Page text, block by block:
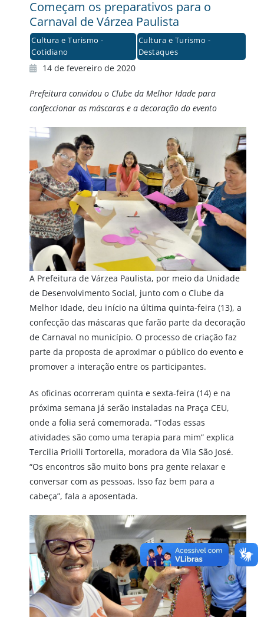
Começam os preparativos para o
Carnaval de Várzea Paulista
Cultura e Turismo -
Cotidiano
Cultura e Turismo -
Destaques
14 de fevereiro de 2020
Prefeitura convidou o Clube da Melhor Idade para
confeccionar as máscaras e a decoração do evento
A Prefeitura de Várzea Paulista, por meio da Unidade
de Desenvolvimento Social, junto com o Clube da
Melhor Idade, deu início na última quinta-feira (13), a
confecção das máscaras que farão parte da decoração
de Carnaval no município. O processo de criação faz
parte da proposta de aproximar o público do evento e
promover a interação entre os participantes.
As oficinas ocorreram quinta e sexta-feira (14) e na
próxima semana já serão instaladas na Praça CEU,
onde a folia será comemorada. “Todas essas
atividades são como uma terapia para mim” explica
Tercilia Priolli Tortorella, moradora da Vila São José.
“Os encontros são muito bons pra gente relaxar e
conversar com as pessoas. Isso faz bem para a
cabeça”, fala a aposentada.